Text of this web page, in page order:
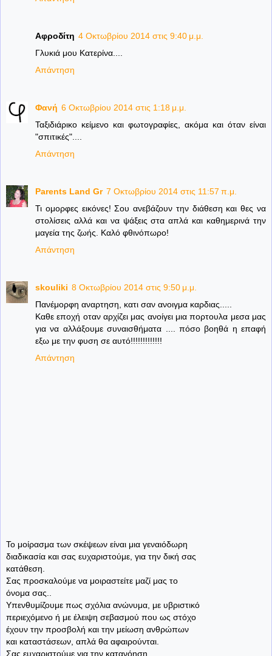
Αφροδίτη 4 Οκτωβρίου 2014 στις 9:40 μ.μ.
Γλυκιά μου Κατερίνα....
Απάντηση
Φανή 6 Οκτωβρίου 2014 στις 1:18 μ.μ.
Ταξιδιάρικο κείμενο και φωτογραφίες, ακόμα και όταν είναι
"σπιτικές"....
Απάντηση
Parents Land Gr 7 Οκτωβρίου 2014 στις 11:57 π.μ.
Τι ομορφες εικόνες! Σου ανεβάζουν την διάθεση και θες να
στολίσεις αλλά και να ψάξεις στα απλά και καθημερινά την
μαγεία της ζωής. Καλό φθινόπωρο!
Απάντηση
skouliki 8 Οκτωβρίου 2014 στις 9:50 μ.μ.
Πανέμορφη αναρτηση, κατι σαν ανοιγμα καρδιας.....
Καθε εποχή οταν αρχίζει μας ανοίγει μια πορτουλα μεσα μας
για να αλλάξουμε συναισθήματα .... πόσο βοηθά η επαφή
εξω με την φυση σε αυτό!!!!!!!!!!!!!
Απάντηση
Το μοίρασμα των σκέψεων είναι μια γεναιόδωρη
διαδικασία και σας ευχαριστούμε, για την δική σας
κατάθεση.
Σας προσκαλούμε να μοιραστείτε μαζί μας το
όνομα σας..
Υπενθυμίζουμε πως σχόλια ανώνυμα, με υβριστικό
περιεχόμενο ή με έλειψη σεβασμού που ως στόχο
έχουν την προσβολή και την μείωση ανθρώπων
και καταστάσεων, απλά θα αφαιρούνται.
Σας ευχαριστούμε για την κατανόηση...